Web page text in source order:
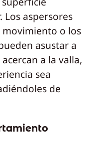
Los aspersores
movimiento o los
asustar a
a la valla,
sea
de